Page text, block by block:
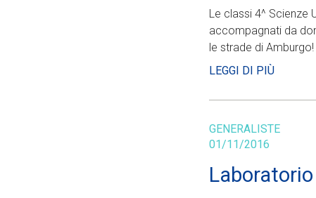
Le classi 4^ Scienze
accompagnati da
le strade di Amburgo!
LEGGI DI PIÙ
GENERALISTE
01/11/2016